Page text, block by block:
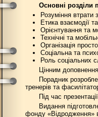
Основні розділи
Розуміння втрати
Етика взаємодії
Орієнтування та
Технічні та
Організація
Соціальна та
Роль соціальних
Цінним
Порадник
тренерів та
Під час
Видання
фонду «Відродження»